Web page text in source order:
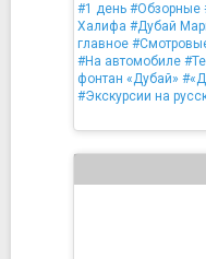
#1 день #Обзорные
Халифа #Дубай
главное
#На автомобиле
фонтан «Дубай»
#Экскурсии на